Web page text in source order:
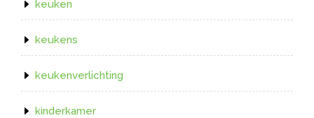
keuken
keukens
keukenverlichting
kinderkamer